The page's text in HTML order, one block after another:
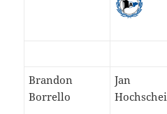
Brandon
Borrello
Jan